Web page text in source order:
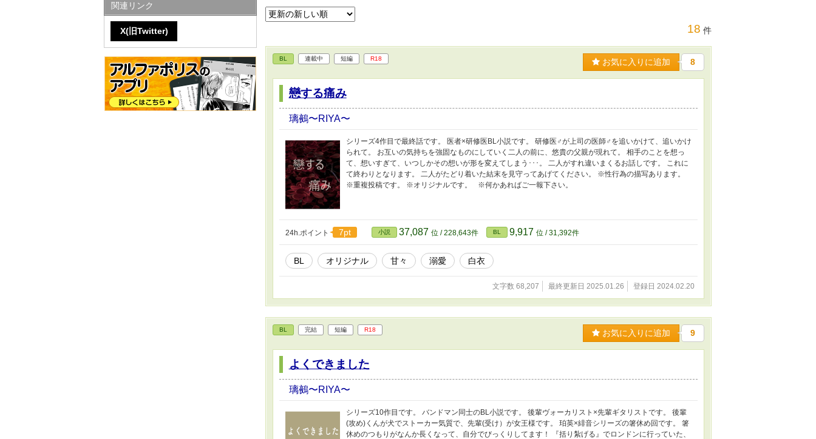
18 件
BL 連載中 短編 R18 お気に入りに追加 8
戀する痛み
璃鵺〜RIYA〜
シリーズ4作目で最終話です。 医者×研修医BL小説です。 研修医♂が上司の医師♂を追いかけて、追いかけ
られて。 お互いの気持ちを強固なものにしていく二人の前に、悠貴の父親が現れて。 相手のことを想っ
て、想いすぎて、いつしかその想いが形を変えてしまう･･･。 二人がすれ違いまくるお話しです。 これに
て終わりとなります。 二人がたどり着いた結末を見守ってあげてください。 ※性行為の描写あります。
※重複投稿です。 ※オリジナルです。 ※何かあればご一報下さい。
24h.ポイント 7pt 小説 37,087 位 / 228,643件 BL 9,917 位 / 31,392件
BL オリジナル 甘々 溺愛 白衣
文字数 68,207 最終更新日 2025.01.26 登録日 2024.02.20
BL 完結 短編 R18 お気に入りに追加 9
よくできました
璃鵺〜RIYA〜
シリーズ10作目です。 バンドマン同士のBL小説です。 後輩ヴォーカリスト×先輩ギタリストです。 後輩
(攻め)くんが犬でストーカー気質で、先輩(受け）が女王様です。 珀英×緋音シリーズの箸休め回です。 箸
休めのつもりがなんか長くなって、自分でびっくりしてます！ 『括り紮げる』でロンドンに行っていた、
関連リンク
X(旧Twitter)